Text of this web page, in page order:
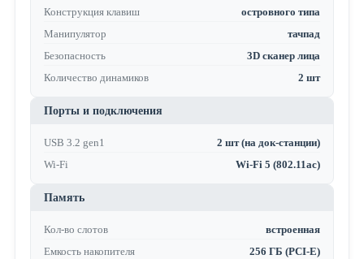
Конструкция клавиш
островного типа
Манипулятор
тачпад
Безопасность
3D сканер лица
Количество динамиков
2 шт
Порты и подключения
USB 3.2 gen1
2 шт (на док-станции)
Wi-Fi
Wi-Fi 5 (802.11ac)
Память
Кол-во слотов
встроенная
Емкость накопителя
256 ГБ (PCI-E)